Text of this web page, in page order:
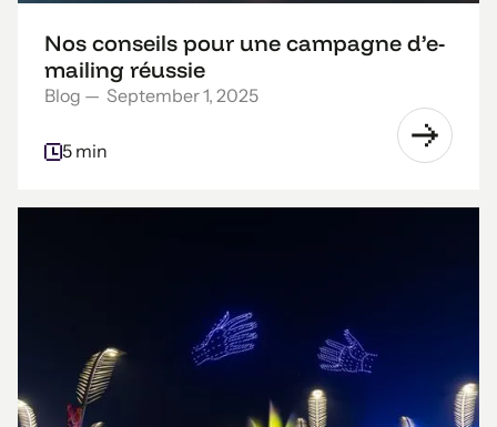
Nos conseils pour une campagne d’e-
mailing réussie
Blog — September 1, 2025
5 min